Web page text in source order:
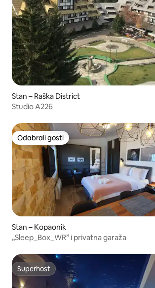
Stan – Raška District
Studio A226
Odabrali gosti
Odabrali gosti
Stan – Kopaonik
„Sleep_Box_WR” i privatna garaža
Superhost
Superhost